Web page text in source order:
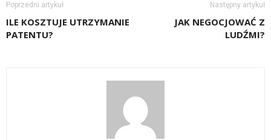
Poprzedni artykuł
ILE KOSZTUJE UTRZYMANIE
PATENTU?
Następny artykuł
JAK NEGOCJOWAĆ Z
LUDŹMI?